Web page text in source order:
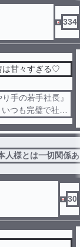
334
は甘々すぎる♡
手の若手社長』
つも完璧で社員
るほど厳しめな
たちが伸びるよ
スをしている。
とある5人に想い
腕兼副社長のい
さめ、イラスト
ーテンダーのなつ
___⁈
人様とは一切関係
30